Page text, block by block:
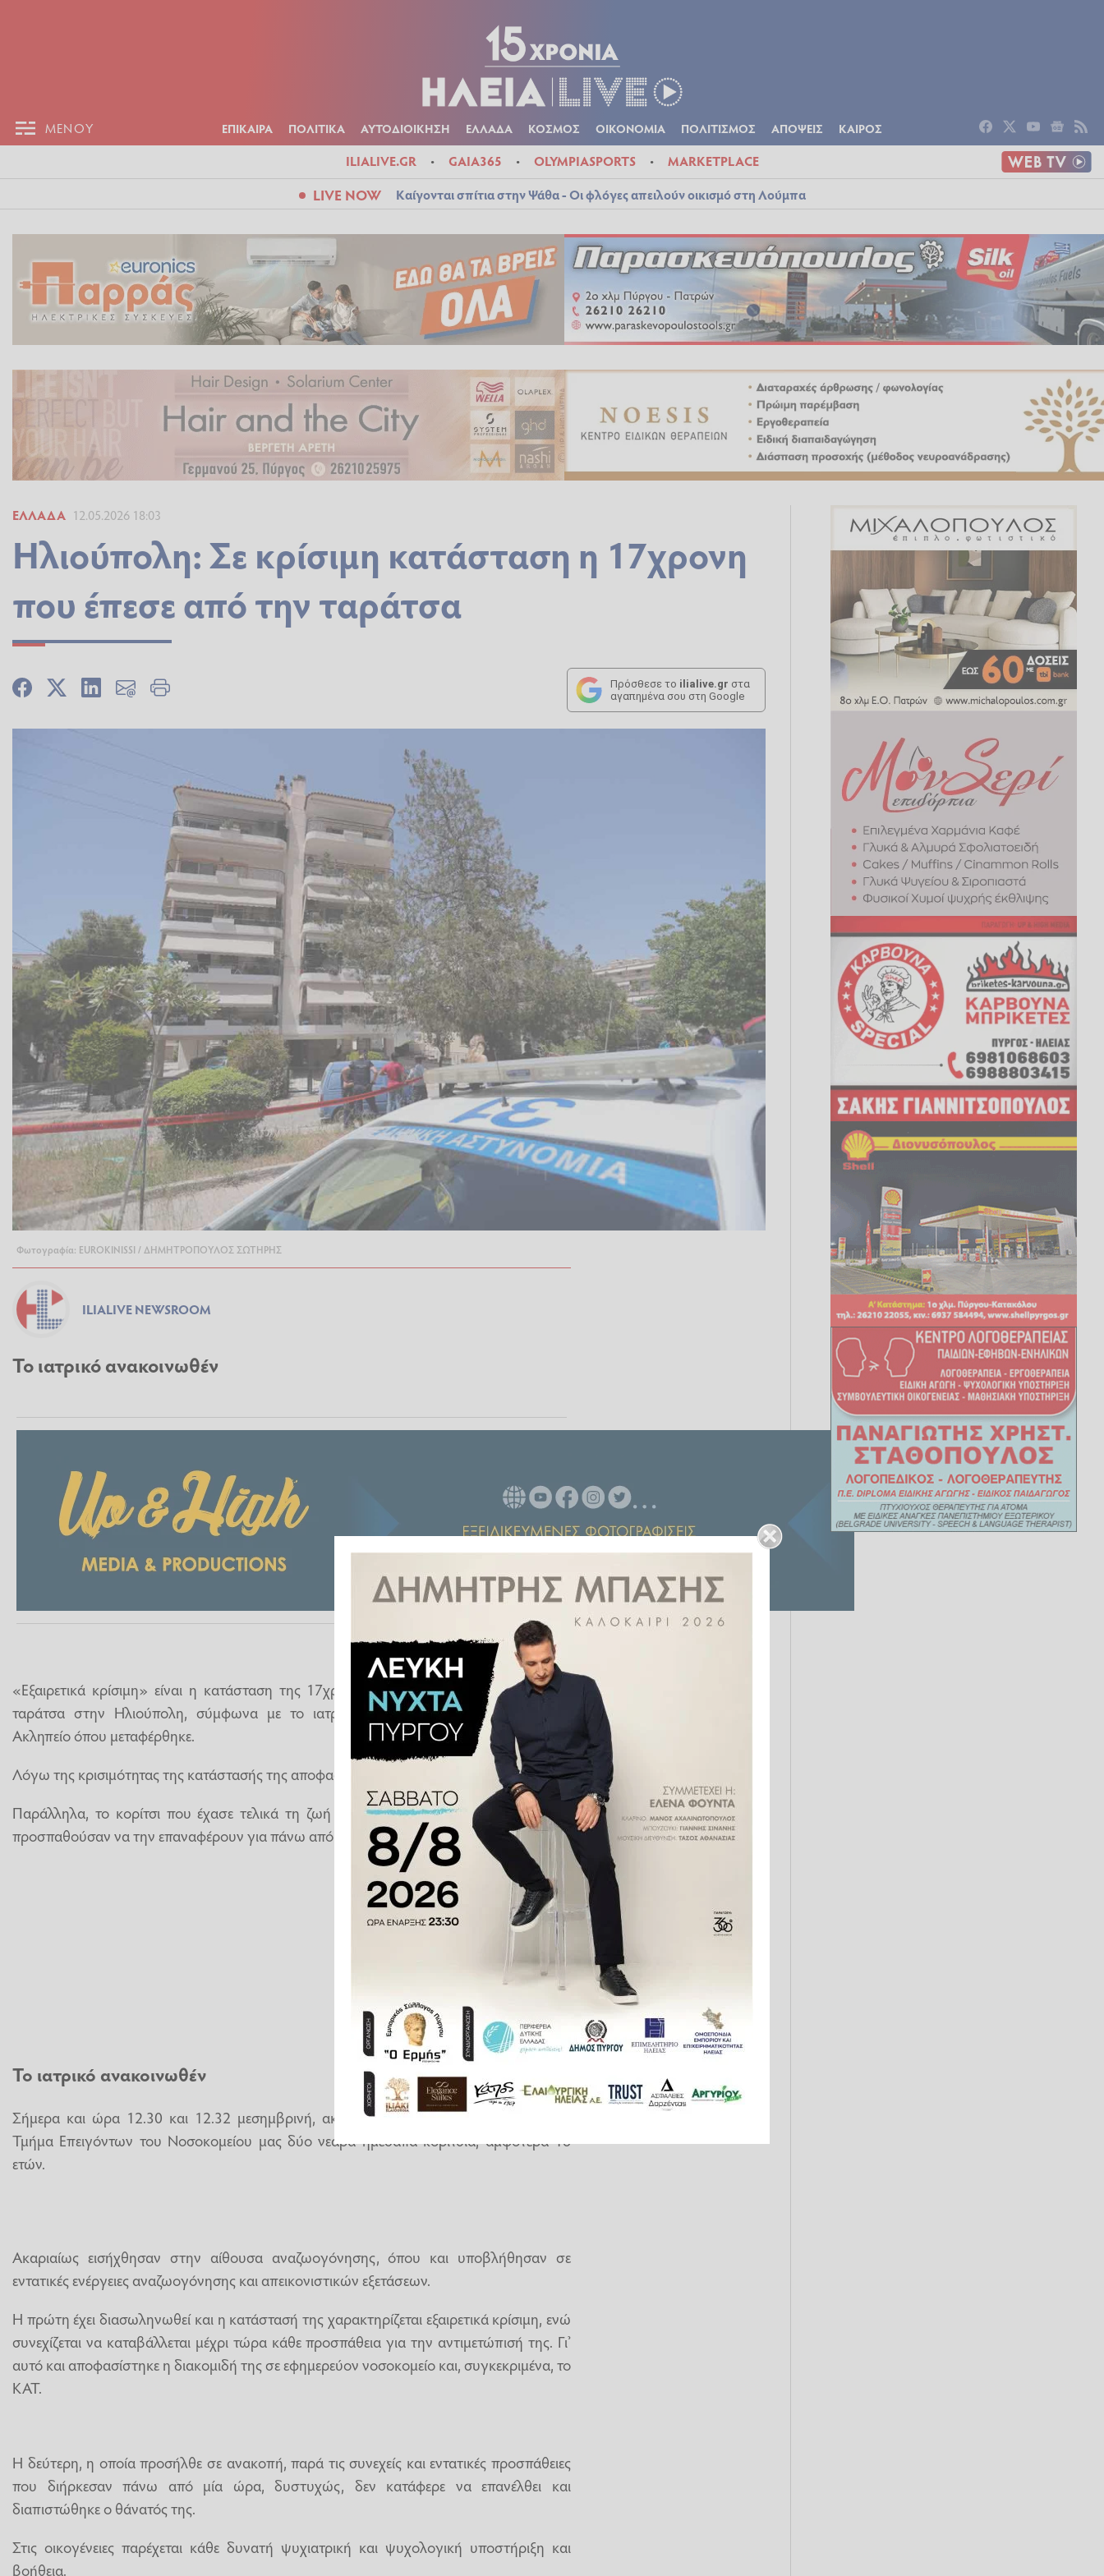
ΜΕΝΟΥ ΕΠΙΚΑΙΡΑ ΠΟΛΙΤΙΚΑ ΑΥΤΟΔΙΟΙΚΗΣΗ ΕΛΛΑΔΑ ΚΟΣΜΟΣ ΟΙΚΟΝΟΜΙΑ ΠΟΛΙΤΙΣΜΟΣ ΑΠΟΨΕΙΣ ΚΑΙΡΟΣ
ILIALIVE.GR GAIA365 OLYMPIASPORTS MARKETPLACE
LIVE NOW Καίγονται σπίτια στην Ψάθα - Οι φλόγες απειλούν οικισμό στη Λούμπα
ΕΛΛΆΔΑ 12.05.2026 18:03
Ηλιούπολη: Σε κρίσιμη κατάσταση η 17χρονη
που έπεσε από την ταράτσα
Πρόσθεσε το ilialive.gr στα
αγαπημένα σου στη Google
Φωτογραφία: EUROKINISSI / ΔΗΜΗΤΡΟΠΟΥΛΟΣ ΣΩΤΗΡΗΣ
ILIALIVE NEWSROOM
Το ιατρικό ανακοινωθέν
«Εξαιρετικά κρίσιμη» είναι η κατάσταση της 17χρονης που επέζησε της πτώσης από
ταράτσα στην Ηλιούπολη, σύμφωνα με το ιατρικό ανακοινωθέν του νοσοκομείου
Ακληπείο όπου μεταφέρθηκε.
Λόγω της κρισιμότητας της κατάστασής της αποφασίστηκε να διακομιστεί στο ΚΑΤ.
Παράλληλα, το κορίτσι που έχασε τελικά τη ζωή του υπέστη ανακοπή και οι γιατροί
προσπαθούσαν να την επαναφέρουν για πάνω από μία ώρα.
Το ιατρικό ανακοινωθέν
Σήμερα και ώρα 12.30 και 12.32 μεσημβρινή, ακριβώς, προσήλθαν μέσω ΕΚΑΒ στο
Τμήμα Επειγόντων του Νοσοκομείου μας δύο νεαρά ημεδαπά κορίτσια, αμφότερα 16
ετών.
Ακαριαίως εισήχθησαν στην αίθουσα αναζωογόνησης, όπου και υποβλήθησαν σε
εντατικές ενέργειες αναζωογόνησης και απεικονιστικών εξετάσεων.
Η πρώτη έχει διασωληνωθεί και η κατάστασή της χαρακτηρίζεται εξαιρετικά κρίσιμη, ενώ
συνεχίζεται να καταβάλλεται μέχρι τώρα κάθε προσπάθεια για την αντιμετώπισή της. Γι’
αυτό και αποφασίστηκε η διακομιδή της σε εφημερεύον νοσοκομείο και, συγκεκριμένα, το
ΚΑΤ.
Η δεύτερη, η οποία προσήλθε σε ανακοπή, παρά τις συνεχείς και εντατικές προσπάθειες
που διήρκεσαν πάνω από μία ώρα, δυστυχώς, δεν κατάφερε να επανέλθει και
διαπιστώθηκε ο θάνατός της.
Στις οικογένειες παρέχεται κάθε δυνατή ψυχιατρική και ψυχολογική υποστήριξη και
βοήθεια.